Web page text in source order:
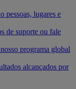
pessoas, lugares e
de suporte ou fale
programa global
alcançados por